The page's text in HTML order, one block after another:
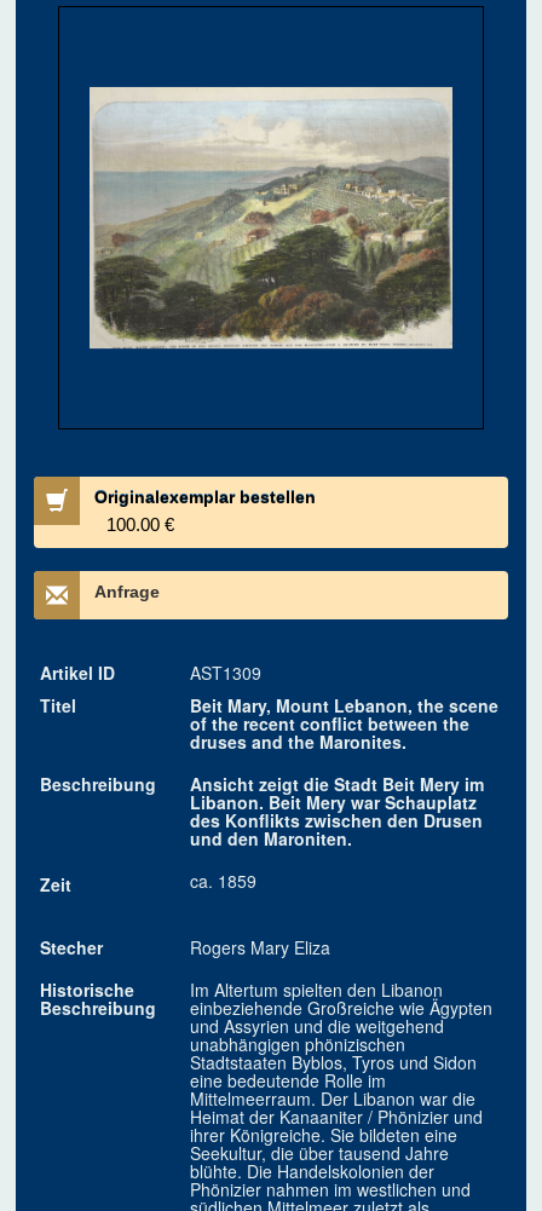
Originalexemplar bestellen
100.00 €
Anfrage
Artikel ID
AST1309
Titel
Beit Mary, Mount Lebanon, the scene
of the recent conflict between the
druses and the Maronites.
Beschreibung
Ansicht zeigt die Stadt Beit Mery im
Libanon. Beit Mery war Schauplatz
des Konflikts zwischen den Drusen
und den Maroniten.
Zeit
ca. 1859
Stecher
Rogers Mary Eliza
Historische
Beschreibung
Im Altertum spielten den Libanon
einbeziehende Großreiche wie Ägypten
und Assyrien und die weitgehend
unabhängigen phönizischen
Stadtstaaten Byblos, Tyros und Sidon
eine bedeutende Rolle im
Mittelmeerraum. Der Libanon war die
Heimat der Kanaaniter / Phönizier und
ihrer Königreiche. Sie bildeten eine
Seekultur, die über tausend Jahre
blühte. Die Handelskolonien der
Phönizier nahmen im westlichen und